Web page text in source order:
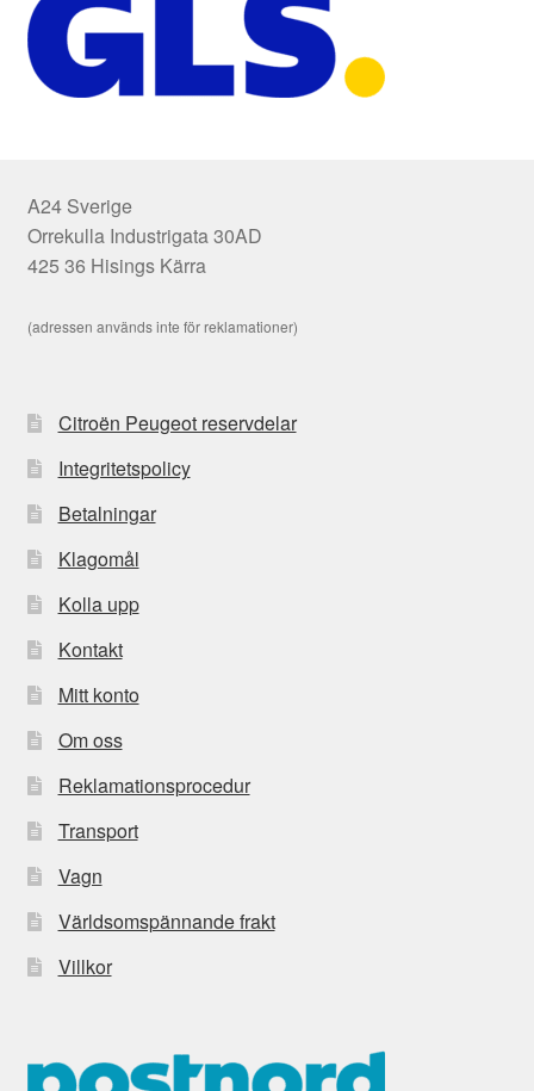
A24 Sverige
Orrekulla Industrigata 30AD
425 36 Hisings Kärra
(adressen används inte för reklamationer)
Citroën Peugeot reservdelar
Integritetspolicy
Betalningar
Klagomål
Kolla upp
Kontakt
Mitt konto
Om oss
Reklamationsprocedur
Transport
Vagn
Världsomspännande frakt
Villkor